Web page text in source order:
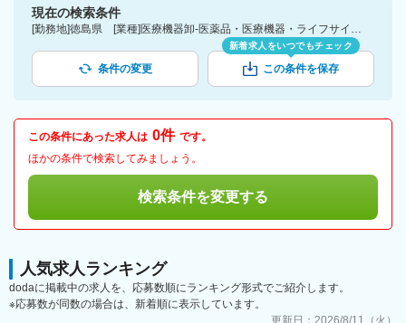
現在の検索条件
[勤務地]徳島県 [業種]医療機器卸-医薬品・医療機器・ライフサイエンス・医療系サービス [詳細条件](会社・職場の環境)女性活躍
条件の変更
新着求人をいつでもチェック
この条件を保存
この条件にあった求人は 0件 です。
ほかの条件で検索してみましょう。
検索条件を変更する
人気求人ランキング
dodaに掲載中の求人を、応募数順にランキング形式でご紹介します。
※応募数が同数の場合は、新着順に表示しています。
更新日： 2026/8/11（火）